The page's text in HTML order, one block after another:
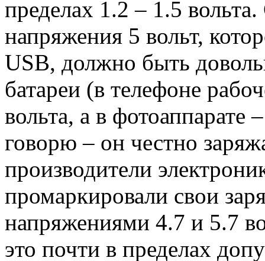
пределах 1.2 – 1.5
напряжения 5 вольт,
USB, должно быть
батареи (в телефоне
вольта, а в
говорю – он честно
производители
промаркировали свои
напряжениями 4.7 и 5.7
это почти в пределах